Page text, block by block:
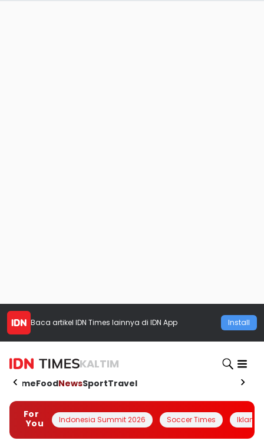
Baca artikel IDN Times lainnya di IDN App Install
KALTIM
HomeFoodNewsSportTravel
For
You
Indonesia Summit 2026 Soccer Times Iklanin